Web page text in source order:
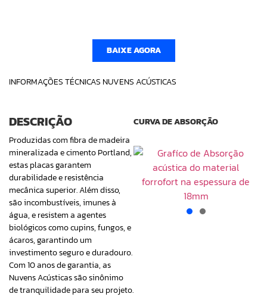
BAIXE AGORA
INFORMAÇÕES TÉCNICAS NUVENS ACÚSTICAS
DESCRIÇÃO
Produzidas com fibra de madeira
mineralizada e cimento Portland,
estas placas garantem
durabilidade e resistência
mecânica superior. Além disso,
são incombustíveis, imunes à
água, e resistem a agentes
biológicos como cupins, fungos, e
ácaros, garantindo um
investimento seguro e duradouro.
Com 10 anos de garantia, as
Nuvens Acústicas são sinônimo
de tranquilidade para seu projeto.
CURVA DE ABSORÇÃO